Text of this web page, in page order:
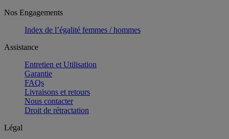
Nos Engagements
Index de l’égalité femmes / hommes
Assistance
Entretien et Utilisation
Garantie
FAQs
Livraisons et retours
Nous contacter
Droit de rétractation
Légal